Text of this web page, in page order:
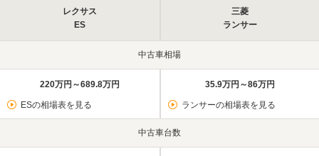
レクサス
ES
三菱
ランサー
中古車相場
220万円～689.8万円
ESの相場表を見る
35.9万円～86万円
ランサーの相場表を見る
中古車台数